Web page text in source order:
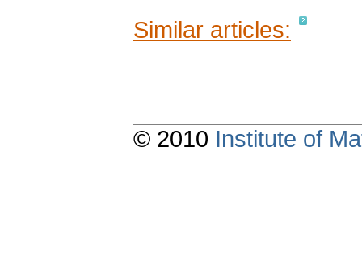
Similar articles:
© 2010 Institute of